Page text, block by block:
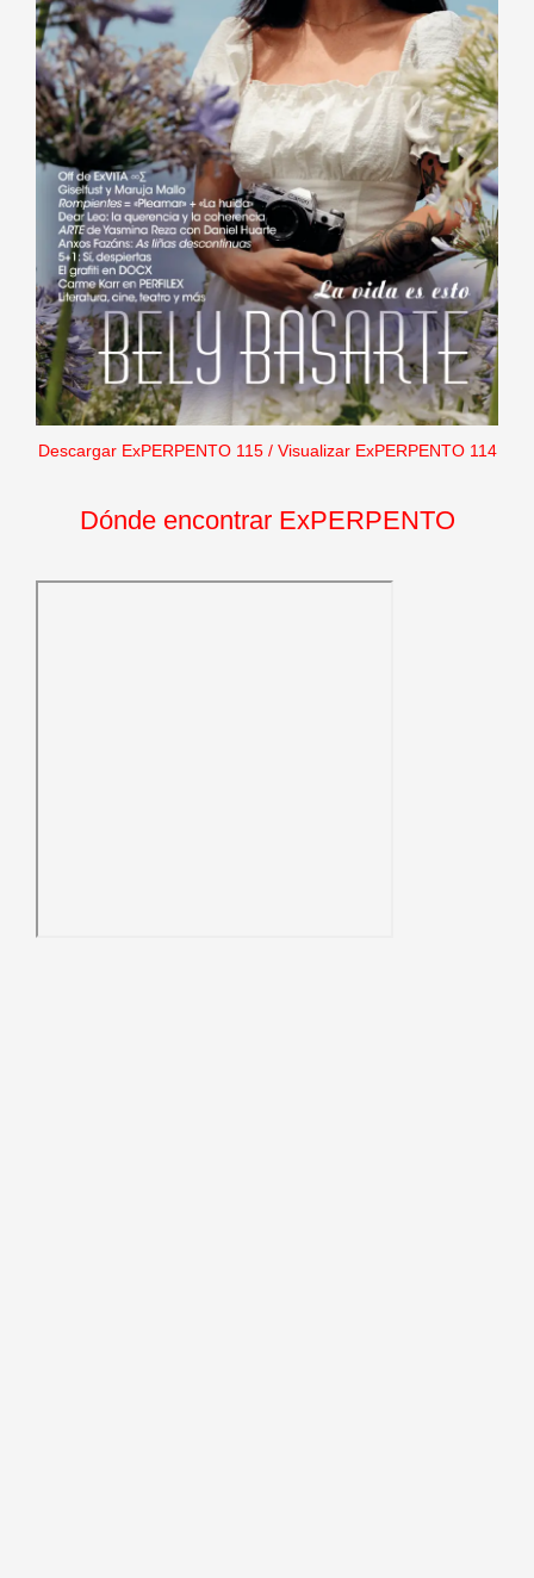
Descargar ExPERPENTO 115/ Visualizar ExPERPENTO 114
Dónde encontrar ExPERPENTO